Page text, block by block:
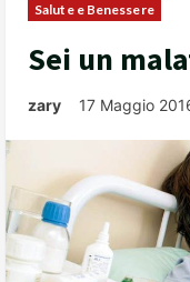
Salute e Benessere
Sei un
zary 17 Maggio